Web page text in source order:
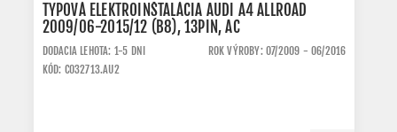
TYPOVÁ ELEKTROINŠTALÁCIA AUDI A4 ALLROAD
2009/06-2015/12 (B8), 13PIN, AC
DODACIA LEHOTA: 1-5 DNI
ROK VÝROBY: 07/2009 - 06/2016
KÓD: C032713.AU2